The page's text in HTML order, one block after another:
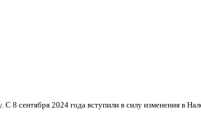
8 сентября 2024 года вступили в силу изменения в